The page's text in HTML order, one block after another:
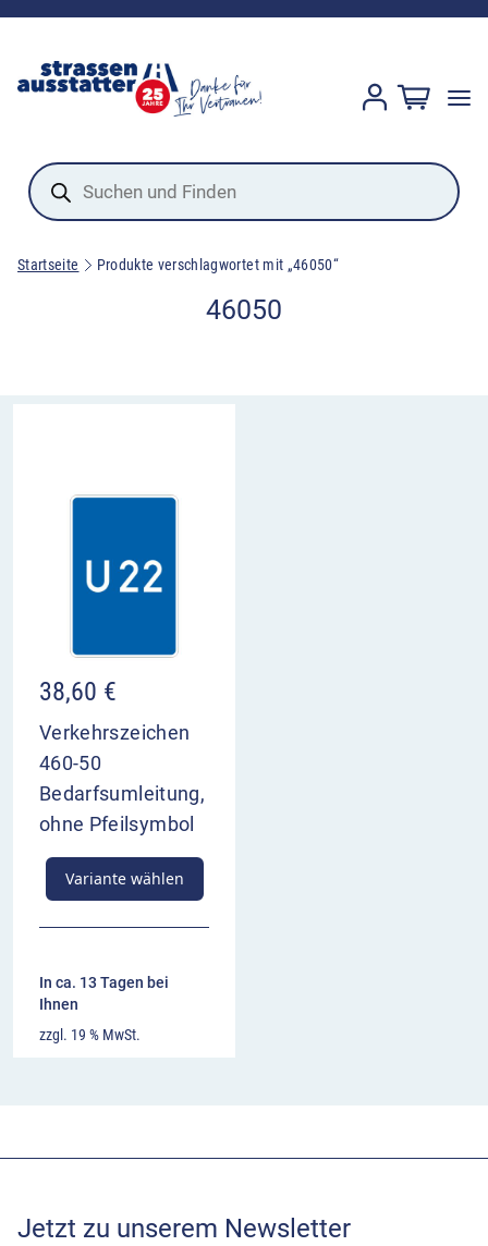
Products
search
Startseite Produkte verschlagwortet mit „46050“
46050
38,60 €
Verkehrszeichen
460-50
Bedarfsumleitung,
ohne Pfeilsymbol
Variante wählen
In ca. 13 Tagen bei
Ihnen
zzgl. 19 % MwSt.
Jetzt zu unserem Newsletter